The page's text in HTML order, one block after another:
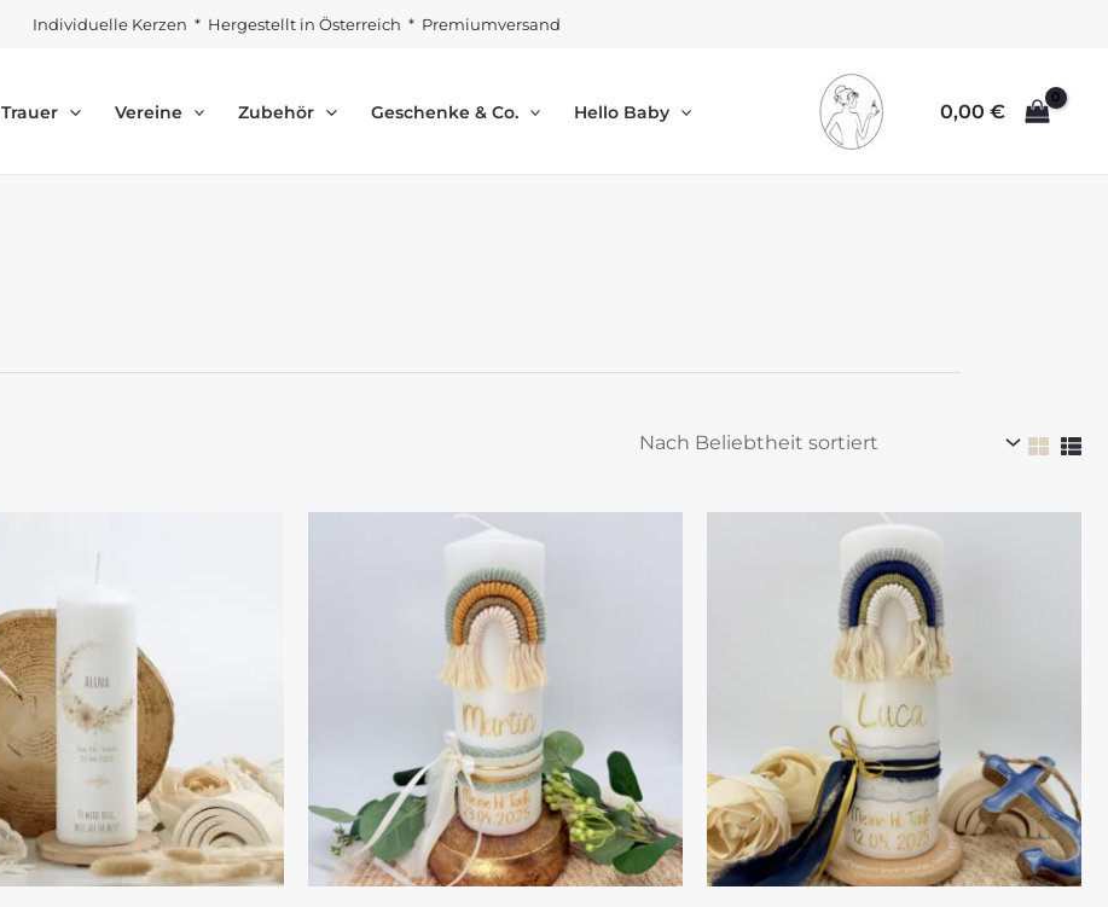
Individuelle Kerzen * Hergestellt in Österreich * Premiumversand
Trauer Vereine Zubehör Geschenke & Co. Hello Baby 0,00 €